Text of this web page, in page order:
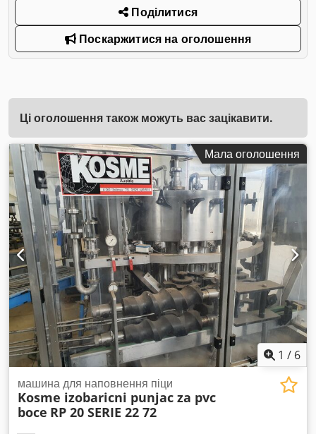
Поділитися
Поскаржитися на оголошення
Ці оголошення також можуть вас зацікавити.
Мала оголошення
1 / 6
машина для наповнення піци
Kosme izobaricni punjac za pvc
boce RP 20 SERIE 22 72